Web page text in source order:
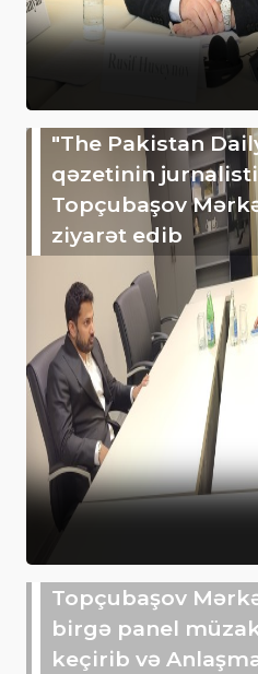
"The Pakistan
qəzetinin jurnalisti
Topçubaşov
ziyarət edib
Topçubaşov
birgə panel
keçirib və